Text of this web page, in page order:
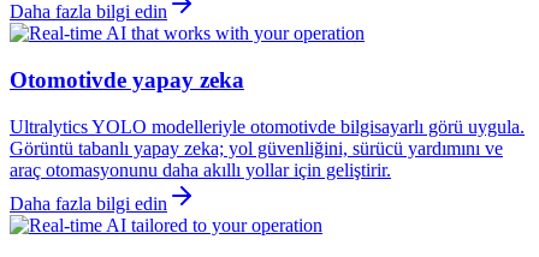
Daha fazla bilgi edin
Otomotivde yapay zeka
Ultralytics YOLO modelleriyle otomotivde bilgisayarlı görü uygula.
Görüntü tabanlı yapay zeka; yol güvenliğini, sürücü yardımını ve
araç otomasyonunu daha akıllı yollar için geliştirir.
Daha fazla bilgi edin